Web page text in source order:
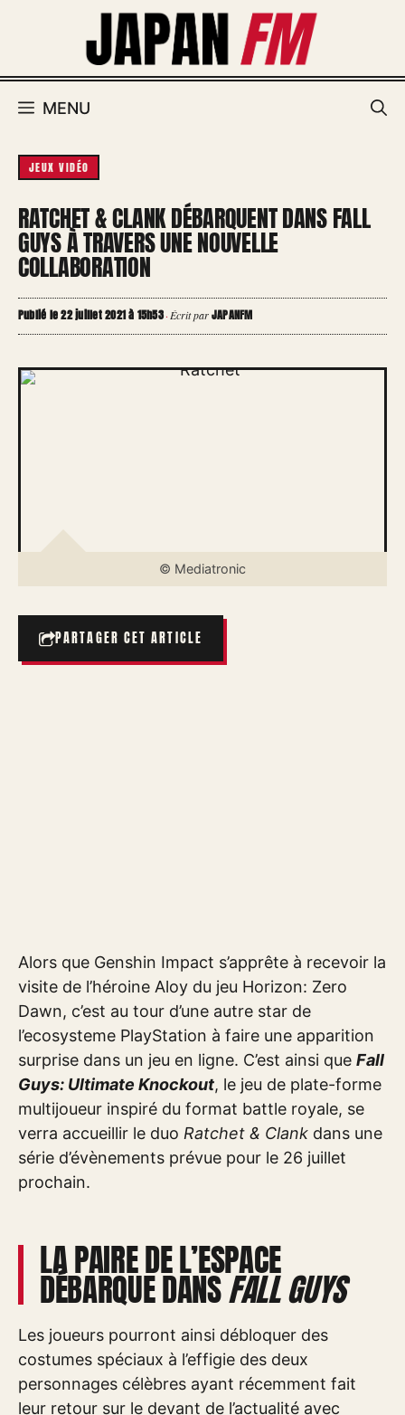
MENU
JEUX VIDÉO
RATCHET & CLANK DÉBARQUENT DANS FALL
GUYS À TRAVERS UNE NOUVELLE
COLLABORATION
Publié le 22 juillet 2021 à 15h53·Écrit parJAPANFM
© Mediatronic
PARTAGER CET ARTICLE
Alors que Genshin Impact s’apprête à recevoir la
visite de l’héroine Aloy du jeu Horizon: Zero
Dawn, c’est au tour d’une autre star de
l’ecosysteme PlayStation à faire une apparition
surprise dans un jeu en ligne. C’est ainsi que Fall
Guys: Ultimate Knockout, le jeu de plate-forme
multijoueur inspiré du format battle royale, se
verra accueillir le duo Ratchet & Clank dans une
série d’évènements prévue pour le 26 juillet
prochain.
LA PAIRE DE L’ESPACE
DÉBARQUE DANSFALL GUYS
Les joueurs pourront ainsi débloquer des
costumes spéciaux à l’effigie des deux
personnages célèbres ayant récemment fait
leur retour sur le devant de l’actualité avec